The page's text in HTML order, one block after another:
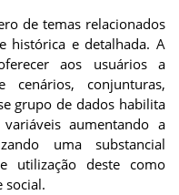
de temas relacionados
histórica e detalhada. A
aos usuários a
cenários, conjunturas,
grupo de dados habilita
aumentando a
uma substancial
utilização deste como
social.